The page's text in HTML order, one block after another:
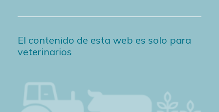
El contenido de esta web es solo para
veterinarios